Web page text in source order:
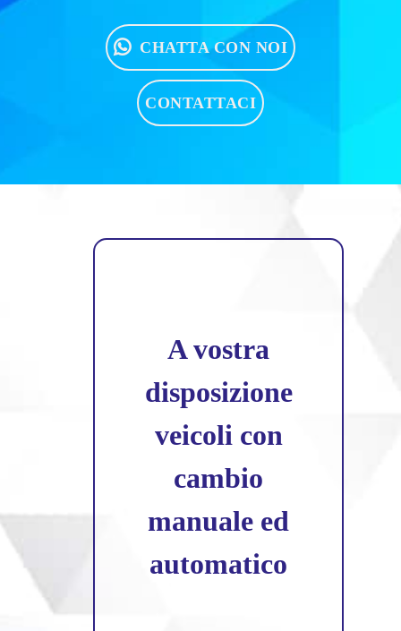
CHATTA CON NOI
CONTATTACI
Si effettuano
corsi per le
patenti
professionali